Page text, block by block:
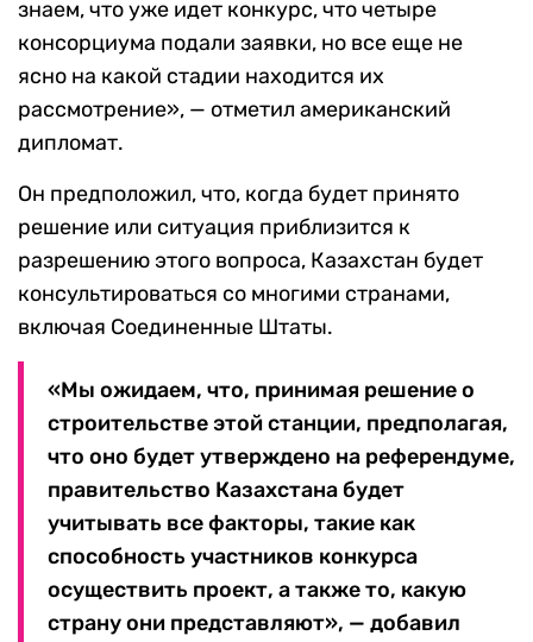
знаем, что уже идет конкурс, что четыре
консорциума подали заявки, но все еще не
ясно на какой стадии находится их
рассмотрение», — отметил американский
дипломат.
Он предположил, что, когда будет принято
решение или ситуация приблизится к
разрешению этого вопроса, Казахстан будет
консультироваться со многими странами,
включая Соединенные Штаты.
«Мы ожидаем, что, принимая решение о
строительстве этой станции, предполагая,
что оно будет утверждено на референдуме,
правительство Казахстана будет
учитывать все факторы, такие как
способность участников конкурса
осуществить проект, а также то, какую
страну они представляют», — добавил